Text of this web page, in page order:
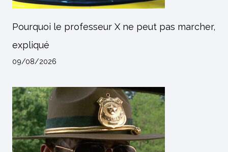
Pourquoi le professeur X ne peut pas marcher,
expliqué
09/08/2026